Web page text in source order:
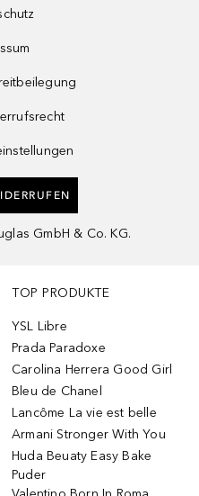
GmbH & Co. KG.
TOP PRODUKTE
YSL Libre
Prada Paradoxe
Carolina Herrera Good Girl
Bleu de Chanel
Lancôme La vie est belle
Armani Stronger With You
Huda Beuaty Easy Bake
Puder